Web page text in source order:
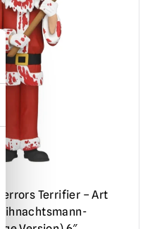
Terrifier – Art